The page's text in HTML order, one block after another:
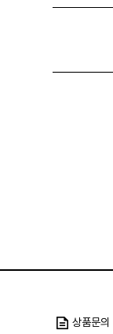
상품문의